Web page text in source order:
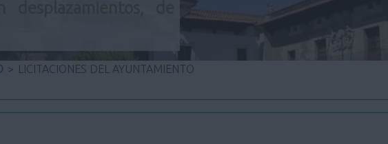
> LICITACIONES DEL AYUNTAMIENTO